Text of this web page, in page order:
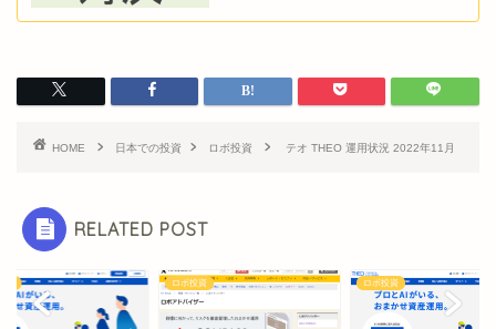
HOME 日本での投資 ロボ投資 テオ THEO 運用状況 2022年11月
RELATED POST
ロボ投資 ロボ投資